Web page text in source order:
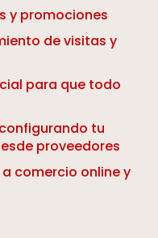
y promociones
de visitas y
para que todo
tu
proveedores
comercio online y